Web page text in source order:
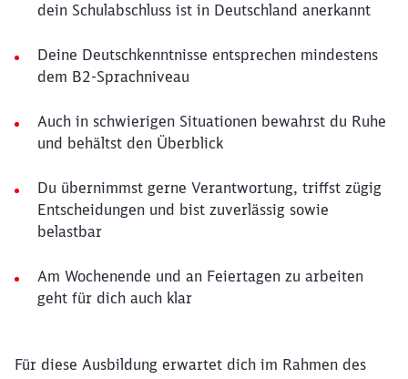
dein Schulabschluss ist in Deutschland anerkannt
Deine Deutschkenntnisse entsprechen mindestens
dem B2-Sprachniveau
Auch in schwierigen Situationen bewahrst du Ruhe
und behältst den Überblick
Du übernimmst gerne Verantwortung, triffst zügig
Entscheidungen und bist zuverlässig sowie
belastbar
Am Wochenende und an Feiertagen zu arbeiten
geht für dich auch klar
Für diese Ausbildung erwartet dich im Rahmen des